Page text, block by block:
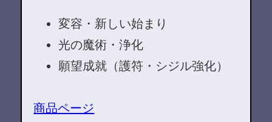
変容・新しい始まり
光の魔術・浄化
願望成就（護符・シジル強化）
商品ページ